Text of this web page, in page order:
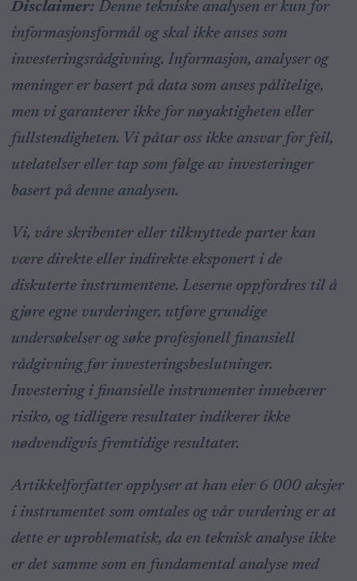
Disclaimer: Denne tekniske analysen er kun for
informasjonsformål og skal ikke anses som
investeringsrådgivning. Informasjon, analyser og
meninger er basert på data som anses pålitelige,
men vi garanterer ikke for nøyaktigheten eller
fullstendigheten. Vi påtar oss ikke ansvar for feil,
utelatelser eller tap som følge av investeringer
basert på denne analysen.
Vi, våre skribenter eller tilknyttede parter kan
være direkte eller indirekte eksponert i de
diskuterte instrumentene. Leserne oppfordres til å
gjøre egne vurderinger, utføre grundige
undersøkelser og søke profesjonell finansiell
rådgivning før investeringsbeslutninger.
Investering i finansielle instrumenter innebærer
risiko, og tidligere resultater indikerer ikke
nødvendigvis fremtidige resultater.
Artikkelforfatter opplyser at han eier 6 000 aksjer
i instrumentet som omtales og vår vurdering er at
dette er uproblematisk, da en teknisk analyse ikke
er det samme som en fundamental analyse med